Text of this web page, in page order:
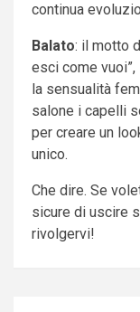
continua
Balato: il motto
esci come
la sensualità
salone i capelli
per creare un
unico.
Che dire. Se
sicure di uscire
rivolgervi!